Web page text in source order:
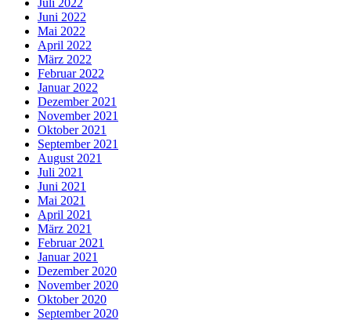
Juli 2022
Juni 2022
Mai 2022
April 2022
März 2022
Februar 2022
Januar 2022
Dezember 2021
November 2021
Oktober 2021
September 2021
August 2021
Juli 2021
Juni 2021
Mai 2021
April 2021
März 2021
Februar 2021
Januar 2021
Dezember 2020
November 2020
Oktober 2020
September 2020